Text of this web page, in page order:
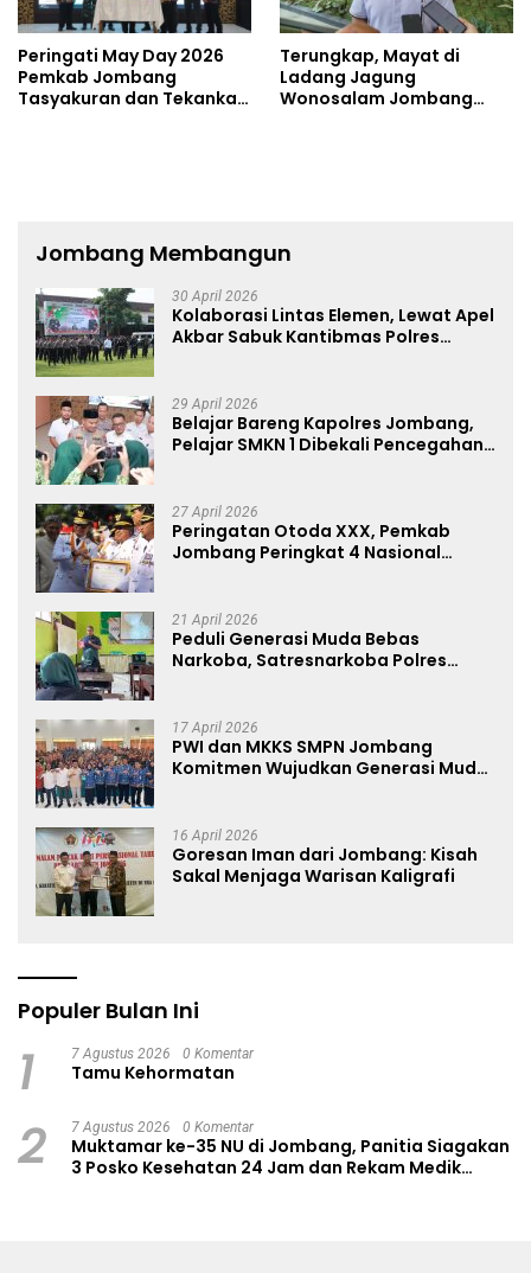
Peringati May Day 2026
Pemkab Jombang
Tasyakuran dan Tekankan
Terungkap, Mayat di
Ladang Jagung
Wonosalam Jombang
Jombang Membangun
30 April 2026
Kolaborasi Lintas Elemen, Lewat Apel
Akbar Sabuk Kantibmas Polres
29 April 2026
Belajar Bareng Kapolres Jombang,
Pelajar SMKN 1 Dibekali Pencegahan
27 April 2026
Peringatan Otoda XXX, Pemkab
Jombang Peringkat 4 Nasional
21 April 2026
Peduli Generasi Muda Bebas
Narkoba, Satresnarkoba Polres
17 April 2026
PWI dan MKKS SMPN Jombang
Komitmen Wujudkan Generasi Muda
16 April 2026
Goresan Iman dari Jombang: Kisah
Sakal Menjaga Warisan Kaligrafi
Populer Bulan Ini
1 7 Agustus 2026 0 Komentar
Tamu Kehormatan
2 7 Agustus 2026 0 Komentar
Muktamar ke-35 NU di Jombang, Panitia Siagakan
3 Posko Kesehatan 24 Jam dan Rekam Medik